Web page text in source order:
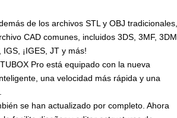
de los archivos STL y OBJ tradicionales,
CAD comunes, incluidos 3DS, 3MF, 3DM,
IGS, ¡IGES, JT y más!
Pro está equipado con la nueva
una velocidad más rápida y una
se han actualizado por completo. Ahora